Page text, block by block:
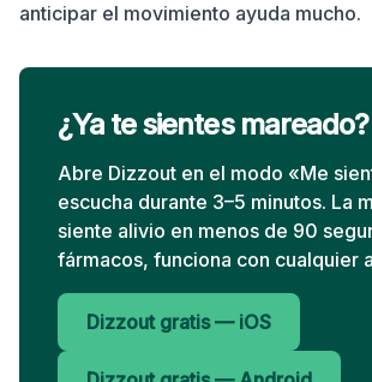
anticipar el movimiento ayuda mucho.
¿Ya te sientes mareado?
Abre Dizzout en el modo «Me
escucha durante 3–5 minutos. La
siente alivio en menos de 90
fármacos, funciona con cualquier
Dizzout gratis — iOS